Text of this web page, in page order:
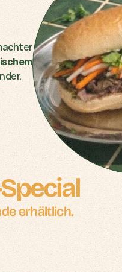
Knuspriges Bánh Mì mit vietnamesischer Mayonnaise, hausgemachter
erhältlich.